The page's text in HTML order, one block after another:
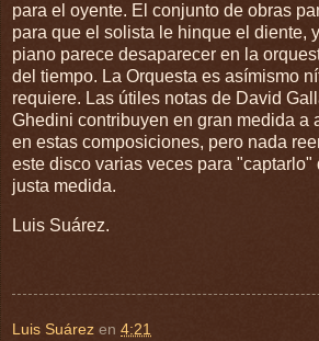
para el oyente. El conjunto de obras
para que el solista le hinque el diente,
piano parece desaparecer en la
del tiempo. La Orquesta es asímismo
requiere. Las útiles notas de David
Ghedini contribuyen en gran medida a
en estas composiciones, pero nada
este disco varias veces para "captarlo"
justa medida.
Luis Suárez.
Luis Suárez en 4:21